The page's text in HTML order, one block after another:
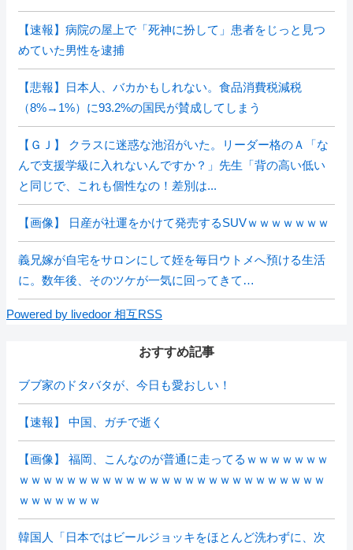
【速報】病院の屋上で「死神に扮して」患者をじっと見つ
めていた男性を逮捕
【悲報】日本人、バカかもしれない。食品消費税減税
（8%→1%）に93.2%の国民が賛成してしまう
【ＧＪ】 クラスに迷惑な池沼がいた。リーダー格のＡ「な
んで支援学級に入れないんですか？」先生「背の高い低い
と同じで、これも個性なの！差別は...
【画像】 日産が社運をかけて発売するSUVｗｗｗｗｗｗｗ
義兄嫁が自宅をサロンにして姪を毎日ウトメへ預ける生活
に。数年後、そのツケが一気に回ってきて…
Powered by livedoor 相互RSS
おすすめ記事
ブブ家のドタバタが、今日も愛おしい！
【速報】 中国、ガチで逝く
【画像】 福岡、こんなのが普通に走ってるｗｗｗｗｗｗｗ
ｗｗｗｗｗｗｗｗｗｗｗｗｗｗｗｗｗｗｗｗｗｗｗｗｗｗ
ｗｗｗｗｗｗｗ
韓国人「日本ではビールジョッキをほとんど洗わずに、次